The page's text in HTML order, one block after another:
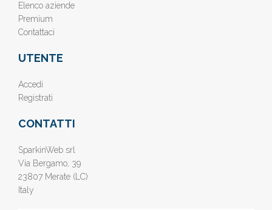
Elenco aziende
Premium
Contattaci
UTENTE
Accedi
Registrati
CONTATTI
SparkinWeb srl
Via Bergamo, 39
23807 Merate (LC)
Italy